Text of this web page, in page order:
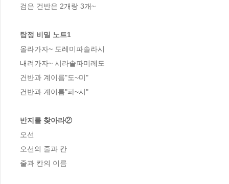
검은 건반은 2개랑 3개~
탐정 비밀 노트1
올라가자~ 도레미파솔라시
내려가자~ 시라솔파미레도
건반과 계이름"도~미"
건반과 계이름"파~시"
반지를 찾아라②
오선
오선의 줄과 칸
줄과 칸의 이름